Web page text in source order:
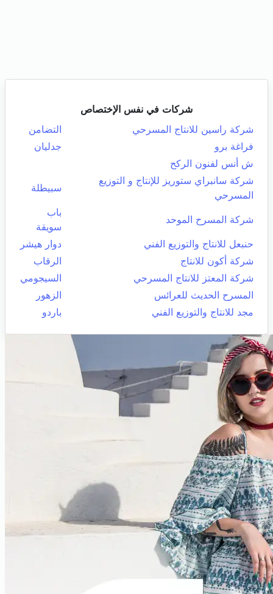
شركات في نفس الإختصاص
شركة راسين للانتاج المسرحي
التضامن
فراغة برو
جدليان
ش أنس لفنون الركح
شركة سانبراي ستوريز للإنتاج و التوزيع
المسرحي
سبيطلة
شركة المسرح الموحد
باب
سويقة
حنبعل للانتاج والتوزيع الفني
دوار هيشر
شركة أكون للانتاج
الرقاب
شركة المعتز للانتاج المسرحي
السيجومي
المسرح الحديث للعرائس
الزهور
مجد للانتاج والتوزيع الفني
باردو